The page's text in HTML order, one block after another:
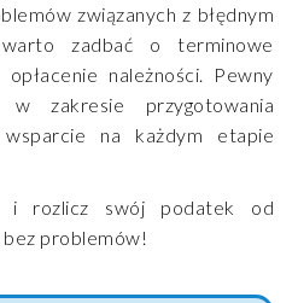
związanych z błędnym
zadbać o terminowe
należności. Pewny
zakresie przygotowania
wsparcie na każdym etapie
i rozlicz swój podatek od
problemów!